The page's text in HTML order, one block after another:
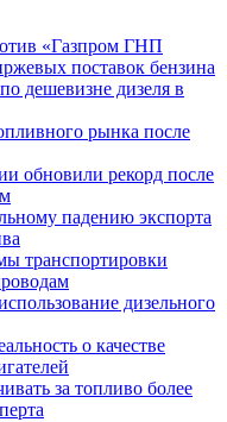
«Газпром ГНП
поставок бензина
дешевизне дизеля в
рынка после
обновили рекорд после
падению экспорта
транспортировки
дизельного
о качестве
за топливо более